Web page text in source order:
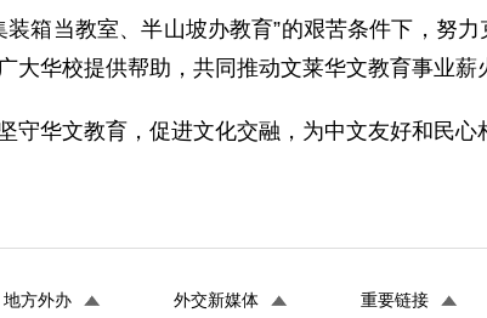
箱当教室、半山坡办教育”的艰苦条件下，努力
华校提供帮助，共同推动文莱华文教育事业薪
华文教育，促进文化交融，为中文友好和民心
地方外办 外交新媒体 重要链接